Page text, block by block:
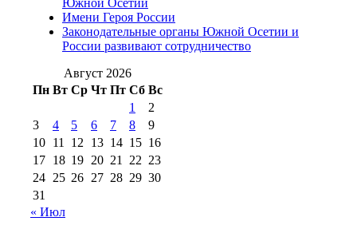
№98 8 августа 2013 г
августа 2012 г(14) №98+99 11 июля
2017 г(9)
№99 4 августа
2016 г(12) №99 8 июля 2014 г
августа 2012 г(11)
августа 2013 г
(12)
Имени Героя России
Законодательные органы Южной Осетии и
России развивают сотрудничество
Август 2026
Пн Вт Ср Чт Пт Сб Вс
1
2
3
4 5 6 7 8
9
10 11 12 13 14 15 16
17 18 19 20 21 22 23
24 25 26 27 28 29 30
31
« Июл